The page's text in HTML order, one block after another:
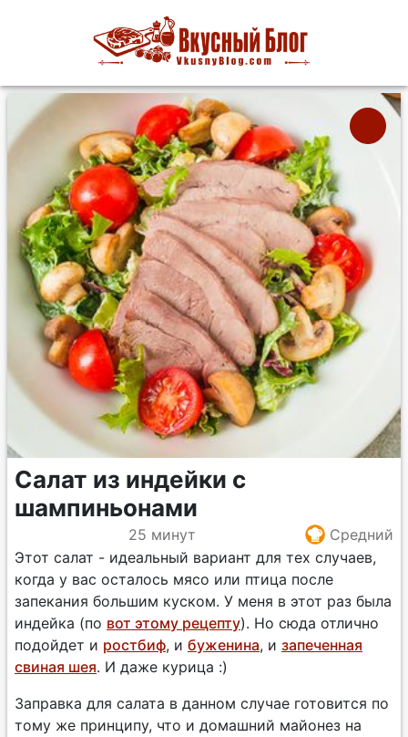
Салат из индейки с
шампиньонами
25 минут
Средний
Этот салат - идеальный вариант для тех случаев,
когда у вас осталось мясо или птица после
запекания большим куском. У меня в этот раз была
индейка (по вот этому рецепту). Но сюда отлично
подойдет и ростбиф, и буженина, и запеченная
свиная шея. И даже курица :)
Заправка для салата в данном случае готовится по
тому же принципу, что и домашний майонез на